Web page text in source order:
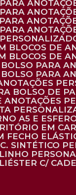
PARA
BLOCOS DE
BLOCOS DE
BOLSO PARA
BOLSO PARA
BOLSO DE
ANOTAÇÕES
A5 E
EM
FECHO
C. SINTÉTICO
LINHO
C/